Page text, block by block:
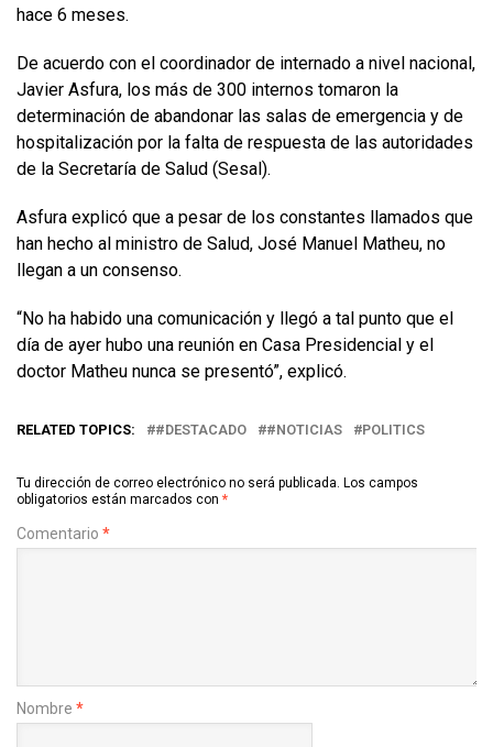
hace 6 meses.
De acuerdo con el coordinador de internado a nivel nacional,
Javier Asfura, los más de 300 internos tomaron la
determinación de abandonar las salas de emergencia y de
hospitalización por la falta de respuesta de las autoridades
de la Secretaría de Salud (Sesal).
Asfura explicó que a pesar de los constantes llamados que
han hecho al ministro de Salud, José Manuel Matheu, no
llegan a un consenso.
“No ha habido una comunicación y llegó a tal punto que el
día de ayer hubo una reunión en Casa Presidencial y el
doctor Matheu nunca se presentó”, explicó.
RELATED TOPICS: #DESTACADO #NOTICIAS POLITICS
Tu dirección de correo electrónico no será publicada. Los campos
obligatorios están marcados con *
Comentario *
Nombre *